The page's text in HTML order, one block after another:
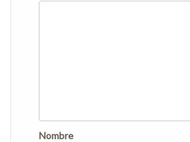
Nombre